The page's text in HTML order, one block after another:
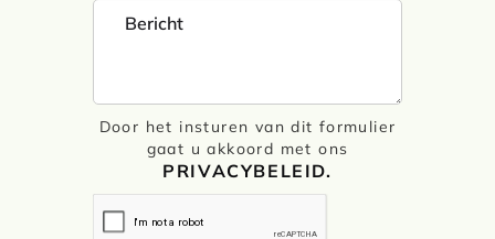
Door het insturen van dit formulier
gaat u akkoord met ons
PRIVACYBELEID.